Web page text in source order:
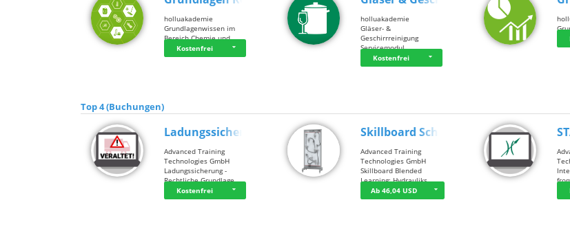
holluakademie
Grundlagenwissen im
Bereich Chemie und …
Kostenfrei
holluakademie
Gläser- &
Geschirrreinigung
Servicemodul
Kostenfrei
Top 4 (Buchungen)
Ladungssicherung
Advanced Training
Technologies GmbH
Ladungssicherung -
Rechtliche Grundlage…
Kostenfrei
Skillboard Schl…
Advanced Training
Technologies GmbH
Skillboard Blended
Learning: Hydrauliks…
Ab 46,04 USD